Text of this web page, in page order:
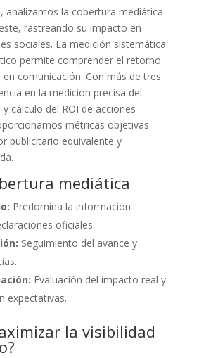
, analizamos la cobertura mediática
rastreando su impacto en
sociales. La medición sistemática
permite comprender el retorno
comunicación. Con más de tres
en la medición precisa del
cálculo del ROI de acciones
métricas objetivas
publicitario equivalente y
mediática
Predomina la información
oficiales.
Seguimiento del avance y
Evaluación del impacto real y
expectativas.
la visibilidad